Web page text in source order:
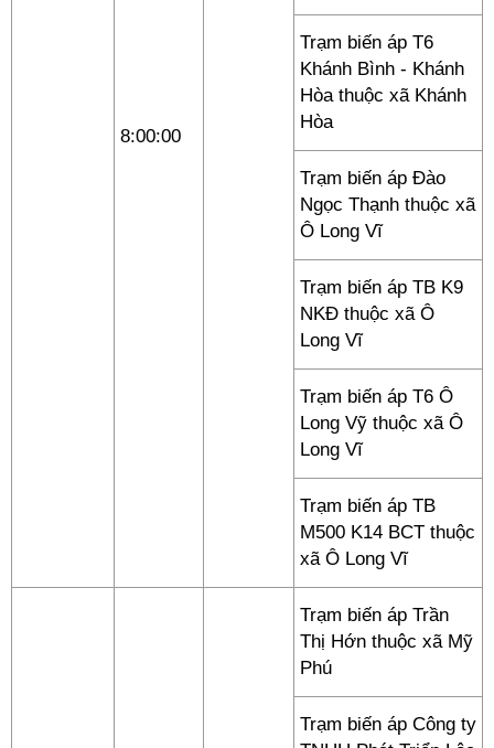
8:00:00
Trạm biến áp T6
Khánh Bình - Khánh
Hòa thuộc xã Khánh
Hòa
Trạm biến áp Đào
Ngọc Thạnh thuộc xã
Ô Long Vĩ
Trạm biến áp TB K9
NKĐ thuộc xã Ô
Long Vĩ
Trạm biến áp T6 Ô
Long Vỹ thuộc xã Ô
Long Vĩ
Trạm biến áp TB
M500 K14 BCT thuộc
xã Ô Long Vĩ
Trạm biến áp Trần
Thị Hớn thuộc xã Mỹ
Phú
Trạm biến áp Công ty